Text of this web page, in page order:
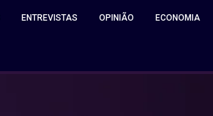
ENTREVISTAS OPINIÃO ECONOMIA